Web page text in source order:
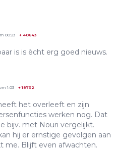
00:23 + 40643
is is ècht erg goed nieuws.
1:03 +18732
het overleeft en zijn
werken nog. Dat
bijv. met Nouri vergelijkt.
hij er ernstige gevolgen aan
me. Blijft even afwachten.